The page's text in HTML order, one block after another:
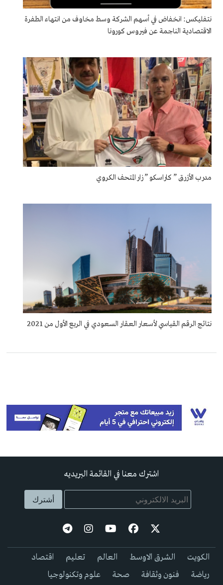
نتفليكس: انخفاض في أسهم الشركة وسط مخاوف من انتهاء الطفرة
الاقتصادية الناجمة عن فيروس كورونا
مدرب الأزرق ” كاراسكو ” زار المتحف الكروي
نتائج الرقم القياسي لأسعار العقار السعودي في الربع الأول من 2021
اشترك معنا في القائمة البريديه
الكويت الشرق الاوسط العالم تعليم
اقتصاد
رياضة
فنون وثقافة صحة علوم وتكنولوجيا